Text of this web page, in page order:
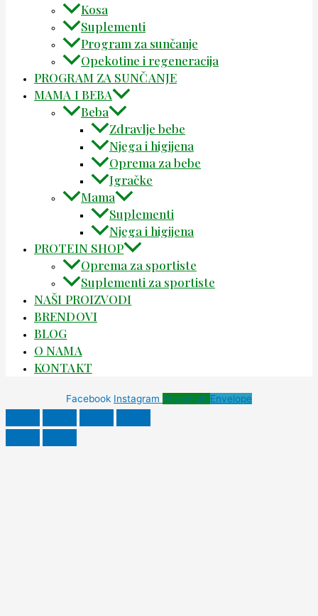
Kosa
Suplementi
Program za sunčanje
Opekotine i regeneracija
PROGRAM ZA SUNČANJE
MAMA I BEBA
Beba
Zdravlje bebe
Njega i higijena
Oprema za bebe
Igračke
Mama
Suplementi
Njega i higijena
PROTEIN SHOP
Oprema za sportiste
Suplementi za sportiste
NAŠI PROIZVODI
BRENDOVI
BLOG
O NAMA
KONTAKT
Facebook Instagram Phone-alt Envelope